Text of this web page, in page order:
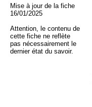
Mise à jour de la fiche
16/01/2025
Attention, le contenu de
cette fiche ne reflète
pas nécessairement le
dernier état du savoir.